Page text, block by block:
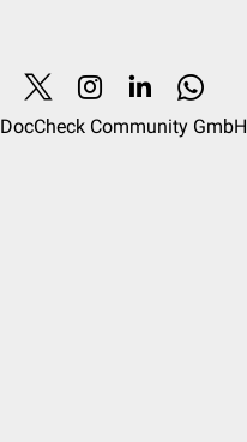
DocCheck Community GmbH